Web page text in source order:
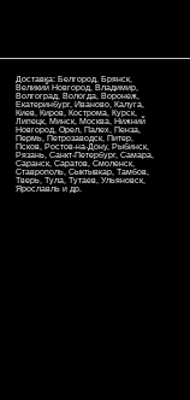
Доставка: Белгород, Брянск,
Великий Новгород, Владимир,
Волгоград, Вологда, Воронеж,
Екатеринбург, Иваново, Калуга,
Киев, Киров, Кострома, Курск,
Липецк, Минск, Москва, Нижний
Новгород, Орел, Палех, Пенза,
Пермь, Петрозаводск, Питер,
Псков, Ростов-на-Дону, Рыбинск,
Рязань, Санкт-Петербург, Самара,
Саранск, Саратов, Смоленск,
Ставрополь, Сыктывкар, Тамбов,
Тверь, Тула, Тутаев, Ульяновск,
Ярославль и др.